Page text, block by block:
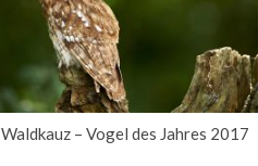
Waldkauz – Vogel des Jahres 2017